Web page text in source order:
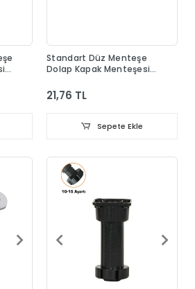
Standart Düz Menteşe
Dolap Kapak Menteşesi
21,76 TL
Sepete Ekle